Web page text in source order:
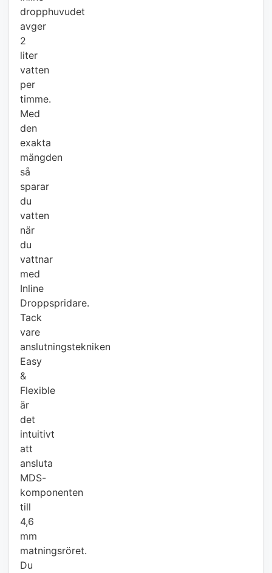
dropphuvudet
avger
2
liter
vatten
per
timme.
Med
den
exakta
mängden
så
sparar
du
vatten
när
du
vattnar
med
Inline
Droppspridare.
Tack
vare
anslutningstekniken
Easy
&
Flexible
är
det
intuitivt
att
ansluta
MDS-
komponenten
till
4,6
mm
matningsröret.
Du